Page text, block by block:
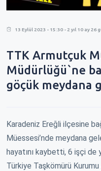
13 Eylül 2023 - 15:30 - 2 yıl 10 ay 26
TTK Armutçuk
Müdürlüğü`ne
göçük meydana
Karadeniz Ereğli ilçesine
Müessesi’nde meydana
hayatını kaybetti, 6 işçi de
Türkiye Taşkömürü